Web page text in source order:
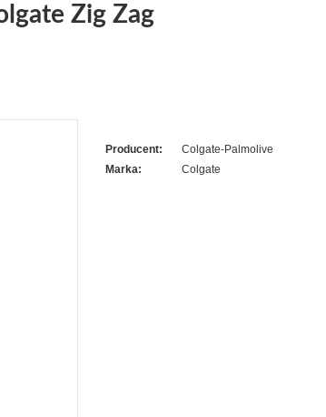
Zig Zag
Producent:
Colgate-Palmolive
Marka:
Colgate